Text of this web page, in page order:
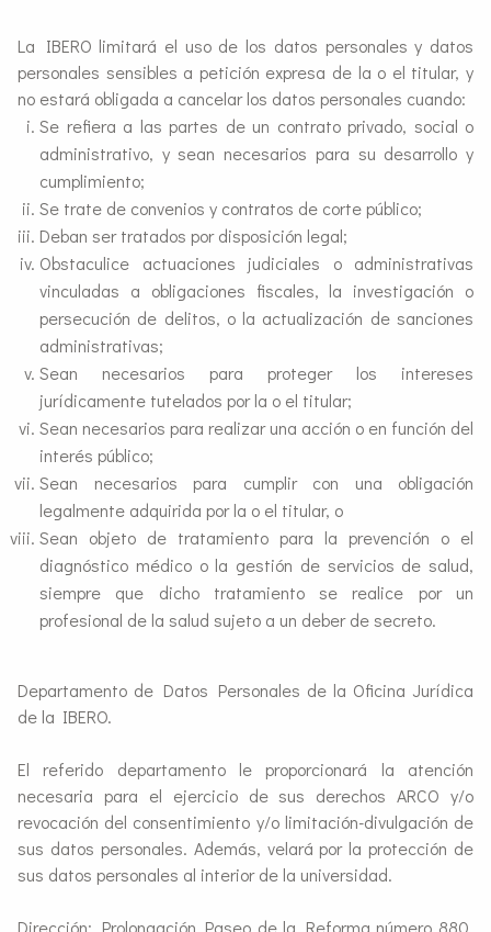
La IBERO limitará el uso de los datos personales y datos
personales sensibles a petición expresa de la o el titular, y
no estará obligada a cancelar los datos personales cuando:
Se refiera a las partes de un contrato privado, social o
administrativo, y sean necesarios para su desarrollo y
cumplimiento;
Se trate de convenios y contratos de corte público;
Deban ser tratados por disposición legal;
Obstaculice actuaciones judiciales o administrativas
vinculadas a obligaciones fiscales, la investigación o
persecución de delitos, o la actualización de sanciones
administrativas;
Sean necesarios para proteger los intereses
jurídicamente tutelados por la o el titular;
Sean necesarios para realizar una acción o en función del
interés público;
Sean necesarios para cumplir con una obligación
legalmente adquirida por la o el titular, o
Sean objeto de tratamiento para la prevención o el
diagnóstico médico o la gestión de servicios de salud,
siempre que dicho tratamiento se realice por un
profesional de la salud sujeto a un deber de secreto.
Departamento de Datos Personales de la Oficina Jurídica
de la IBERO.
El referido departamento le proporcionará la atención
necesaria para el ejercicio de sus derechos ARCO y/o
revocación del consentimiento y/o limitación-divulgación de
sus datos personales. Además, velará por la protección de
sus datos personales al interior de la universidad.
Dirección: Prolongación Paseo de la Reforma número 880,